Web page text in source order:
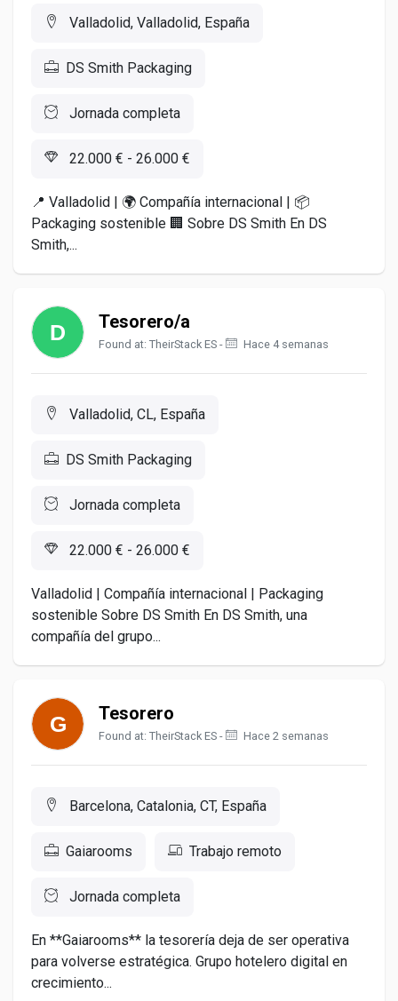
Valladolid, Valladolid, España
DS Smith Packaging
Jornada completa
22.000 € - 26.000 €
📍 Valladolid | 🌍 Compañía internacional | 📦
Packaging sostenible 🏢 Sobre DS Smith En DS
Smith,...
Tesorero/a
Found at: TheirStack ES - Hace 4 semanas
Valladolid, CL, España
DS Smith Packaging
Jornada completa
22.000 € - 26.000 €
Valladolid | Compañía internacional | Packaging
sostenible Sobre DS Smith En DS Smith, una
compañía del grupo...
Tesorero
Found at: TheirStack ES - Hace 2 semanas
Barcelona, Catalonia, CT, España
Gaiarooms Trabajo remoto
Jornada completa
En **Gaiarooms** la tesorería deja de ser operativa
para volverse estratégica. Grupo hotelero digital en
crecimiento...